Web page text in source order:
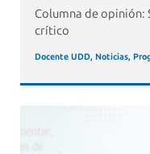
Columna de opinión:
crítico
Docente UDD, Noticias,